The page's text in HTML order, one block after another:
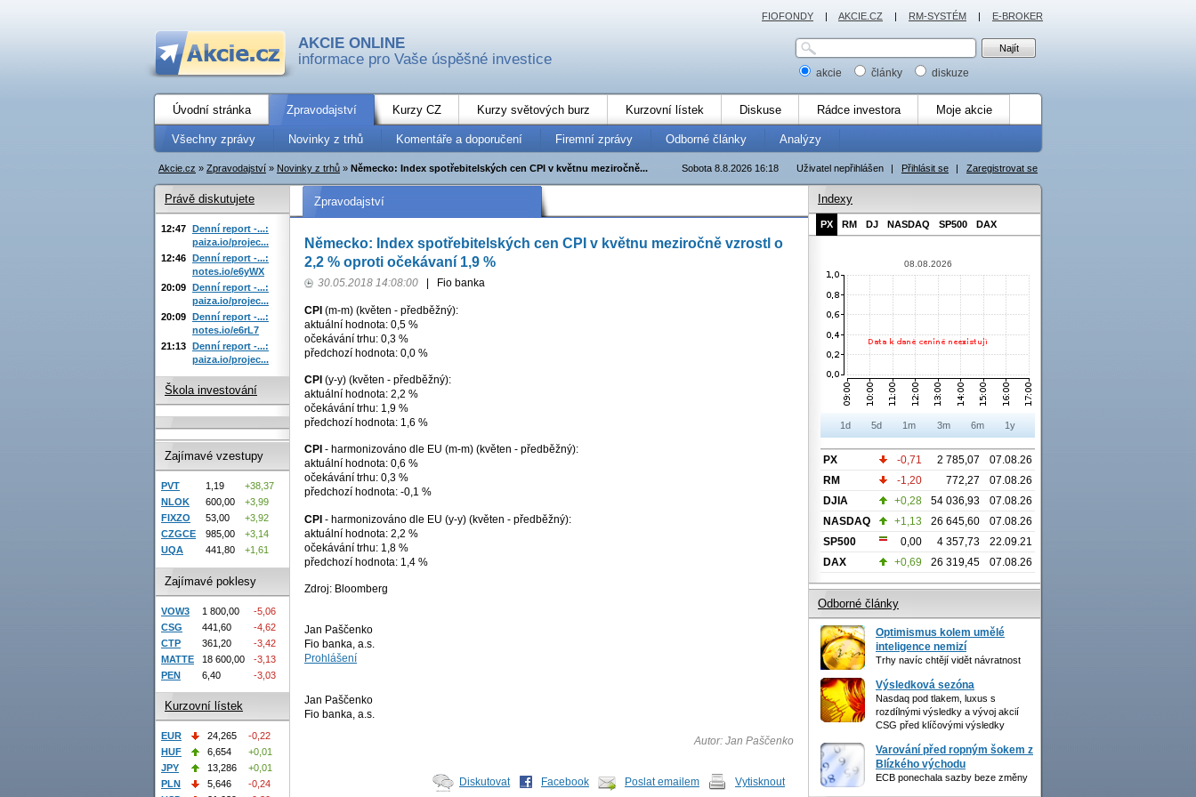
AKCIE ONLINE
informace pro Vaše úspěšné investice
akcie články diskuze
Úvodní stránka Zpravodajství Kurzy CZ Kurzy světových burz Kurzovní lístek Diskuse Rádce investora Moje akcie
Všechny zprávy Novinky z trhů Komentáře a doporučení Firemní zprávy Odborné články Analýzy
Uživatel nepřihlášen | Přihlásit se | Zaregistrovat se
Sobota 8.8.2026 16:18
Akcie.cz » Zpravodajství » Novinky z trhů » Německo: Index spotřebitelských cen CPI v květnu meziročně...
Zpravodajství
Německo: Index spotřebitelských cen CPI v květnu meziročně vzrostl o
2,2 % oproti očekávaní 1,9 %
30.05.2018 14:08:00 Fio banka
CPI (m-m) (květen - předběžný):
aktuální hodnota: 0,5 %
očekávání trhu: 0,3 %
předchozí hodnota: 0,0 %
CPI (y-y) (květen - předběžný):
aktuální hodnota: 2,2 %
očekávání trhu: 1,9 %
předchozí hodnota: 1,6 %
CPI - harmonizováno dle EU (m-m) (květen - předběžný):
aktuální hodnota: 0,6 %
očekávání trhu: 0,3 %
předchozí hodnota: -0,1 %
CPI - harmonizováno dle EU (y-y) (květen - předběžný):
aktuální hodnota: 2,2 %
očekávání trhu: 1,8 %
předchozí hodnota: 1,4 %
Zdroj: Bloomberg
Jan Paščenko
Fio banka, a.s.
Prohlášení
Jan Paščenko
Fio banka, a.s.
Autor: Jan Paščenko
Diskutovat Facebook Poslat emailem Vytisknout
Právě diskutujete
12:47 Denní report -...:
paiza.io/projec...
12:46 Denní report -...:
notes.io/e6yWX
20:09 Denní report -...:
paiza.io/projec...
20:09 Denní report -...:
notes.io/e6rL7
21:13 Denní report -...:
paiza.io/projec...
Škola investování
Zajímavé vzestupy
PVT 1,19
+38,37
NLOK
600,00
+3,99
FIXZO
53,00
+3,92
CZGCE
985,00
+3,14
UQA
441,80 +1,61
Zajímavé poklesy
VOW3 1 800,00
-5,06
CSG
441,60
-4,62
CTP
361,20
-3,42
MATTE
18 600,00
-3,13
PEN
6,40 -3,03
Kurzovní lístek
EUR 24,265
-0,22
HUF
6,654
+0,01
JPY
13,286
+0,01
PLN
5,646
-0,24
Indexy
PX RM DJ NASDAQ SP500 DAX
08.08.2026
1d 5d 1m 3m 6m 1y
PX -0,71 2 785,07
07.08.26
RM
-1,20 772,27
07.08.26
DJIA
+0,28 54 036,93
07.08.26
NASDAQ
+1,13 26 645,60
07.08.26
SP500
0,00 4 357,73
22.09.21
DAX
+0,69 26 319,45 07.08.26
Odborné články
Optimismus kolem umělé
inteligence nemizí
Trhy navíc chtějí vidět návratnost
Výsledková sezóna
Nasdaq pod tlakem, luxus s
rozdílnými výsledky a vývoj akcií
CSG před klíčovými výsledky
Varování před ropným šokem z
Blízkého východu
ECB ponechala sazby beze změny
FIOFONDY | AKCIE.CZ | RM-SYSTÉM | E-BROKER